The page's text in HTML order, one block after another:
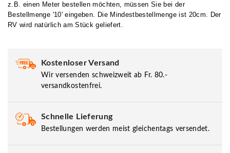
z.B. einen Meter bestellen möchten, müssen Sie bei der
Bestellmenge '10' eingeben. Die Mindestbestellmenge ist 20cm. Der
RV wird natürlich am Stück geliefert.
Kostenloser Versand
Wir versenden schweizweit ab Fr. 80.-
versandkostenfrei.
Schnelle Lieferung
Bestellungen werden meist gleichentags versendet.